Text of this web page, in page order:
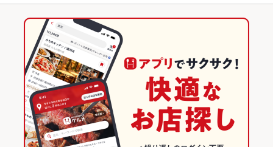
淀屋橋・本町・北浜・天満橋 × イタリアン
淀屋橋・本町・北浜・天満橋 × パスタ・ピザ
大阪城公園駅 × イタリアン・フレンチ
大阪城公園駅 × イタリアン
大阪城公園駅 × パスタ・ピザ
大阪城公園 × パスタ・ピザ
大阪 × イタリアン・フレンチ
大阪 × イタリアン
大阪 × パスタ・ピザ
京橋駅
ペペロンチーノ ジェノベーゼ ピザ
アヒージョ 生ハム チーズケーキ
大阪のグルメランキング
大阪のイタリアン・フレンチランキング
大阪のイタリアンランキング
淀屋橋・本町・北浜・天満橋のグルメランキング
淀屋橋・本町・北浜・天満橋のイタリアン・フレンチランキング